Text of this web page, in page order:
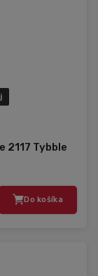
2117 Tybble
Do košíka